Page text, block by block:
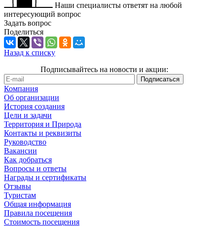
Наши специалисты ответят на любой
интересующий вопрос
Задать вопрос
Поделиться
Назад к списку
Подписывайтесь на новости и акции:
Компания
Об организации
История создания
Цели и задачи
Территория и Природа
Контакты и реквизиты
Руководство
Вакансии
Как добраться
Вопросы и ответы
Награды и сертификаты
Отзывы
Туристам
Общая информация
Правила посещения
Стоимость посещения